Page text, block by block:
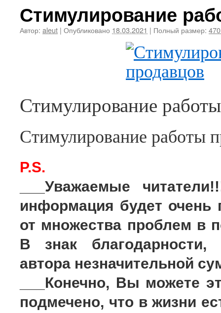
Стимулирование
Автор: aleut | Опубликовано 18.03.2021 | Полный размер:
Стимулирование
Стимулирование работы
P.S.
___Уважаемые
информация будет очень
от множества проблем в
В знак благодарности,
автора незначительной
___Конечно, Вы можете
подмечено, что в жизни